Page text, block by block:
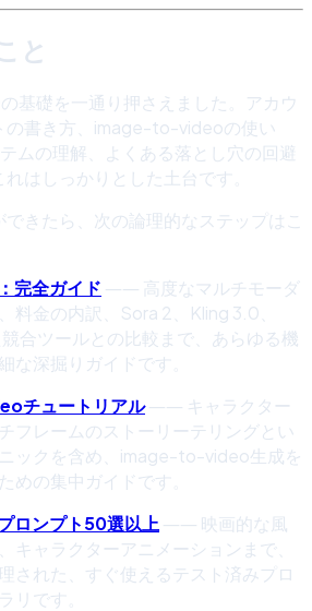
と
基礎を一通り押さえました。アカウ
の書き方、image-to-videoの使い
ムの理解、よくある落とし穴の回避
はしっかりとした土台です。
きたら、次の論理的なステップはこ
完全ガイド ―― 高度なマルチモーダ
料金の内訳、Sora 2、Kling 3.0、
合ツールとの比較まで、あらゆる機
な深掘りガイドです。
チュートリアル―― キャラクター
フレームのストーリーテリングとい
ックを含め、image-to-video生成を
めの集中ガイドです。
ロンプト50選以上 ―― 映画的な風
キャラクターアニメーションまで、
された、すぐ使えるテスト済みプロ
リです。